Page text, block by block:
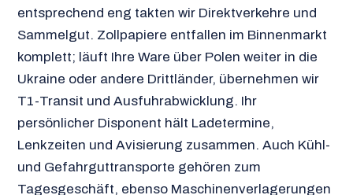
entsprechend eng takten wir Direktverkehre und
Sammelgut. Zollpapiere entfallen im Binnenmarkt
komplett; läuft Ihre Ware über Polen weiter in die
Ukraine oder andere Drittländer, übernehmen wir
T1-Transit und Ausfuhrabwicklung. Ihr
persönlicher Disponent hält Ladetermine,
Lenkzeiten und Avisierung zusammen. Auch Kühl-
und Gefahrguttransporte gehören zum
Tagesgeschäft, ebenso Maschinenverlagerungen